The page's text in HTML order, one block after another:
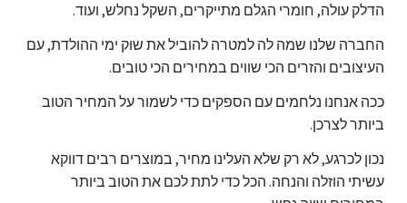
הדלק עולה, חומרי הגלם מתייקרים, השקל נחלש, ועוד.
החברה שלנו שמה לה למטרה להוביל את שוק ימי ההולדת, עם
העיצובים והזרים הכי שווים במחירים הכי טובים.
ככה אנחנו נלחמים עם הספקים כדי לשמור על המחיר הטוב
ביותר לצרכן.
נכון לכרגע, לא רק שלא העלינו מחיר, במוצרים רבים דווקא
עשיתי הוזלה והנחה. הכל כדי לתת לכם את הטוב ביותר